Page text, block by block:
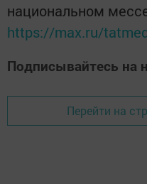
национальном
https://max.ru/
Подписывайтесь на
Перейти на